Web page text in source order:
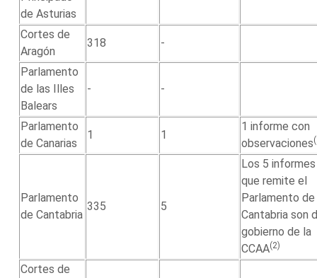
de Asturias
Cortes de
Aragón
318 -
Parlamento
de las Illes
Balears
- -
Parlamento
de Canarias
1 1
1 informe con
observaciones
Parlamento
de Cantabria
335 5
Los 5 informes
que remite el
Parlamento de
Cantabria son
gobierno de la
CCAA(2)
Cortes de